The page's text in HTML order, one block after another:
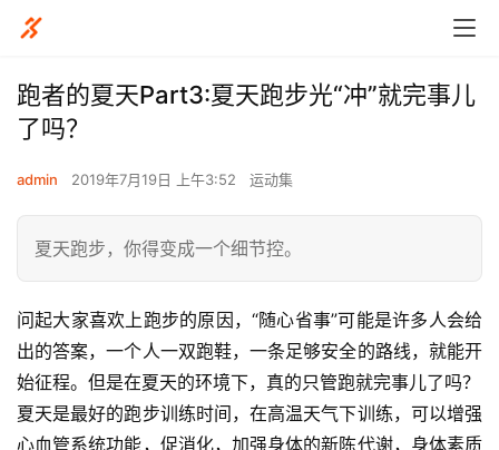
跑者的夏天Part3:夏天跑步光“冲”就完事儿
了吗？
admin 2019年7月19日 上午3:52 运动集
夏天跑步，你得变成一个细节控。
问起大家喜欢上跑步的原因，“随心省事”可能是许多人会给
出的答案，一个人一双跑鞋，一条足够安全的路线，就能开
始征程。但是在夏天的环境下，真的只管跑就完事儿了吗？
夏天是最好的跑步训练时间，在高温天气下训练，可以增强
心血管系统功能，促消化，加强身体的新陈代谢，身体素质